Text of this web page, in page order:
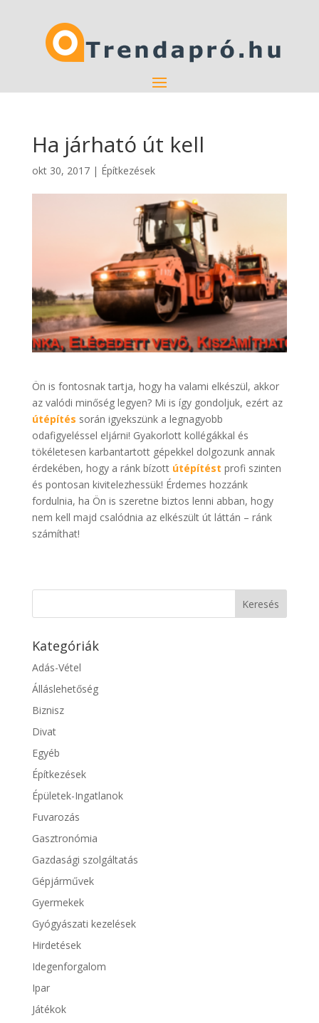
Ha járható út kell
okt 30, 2017| Építkezések
Ön is fontosnak tartja, hogy ha valami elkészül, akkor
az valódi minőség legyen? Mi is így gondoljuk, ezért az
útépítés során igyekszünk a legnagyobb
odafigyeléssel eljárni! Gyakorlott kollégákkal és
tökéletesen karbantartott gépekkel dolgozunk annak
érdekében, hogy a ránk bízott útépítést profi szinten
és pontosan kivitelezhessük! Érdemes hozzánk
fordulnia, ha Ön is szeretne biztos lenni abban, hogy
nem kell majd csalódnia az elkészült út láttán – ránk
számíthat!
Kategóriák
Adás-Vétel
Álláslehetőség
Biznisz
Divat
Egyéb
Építkezések
Épületek-Ingatlanok
Fuvarozás
Gasztronómia
Gazdasági szolgáltatás
Gépjárművek
Gyermekek
Gyógyászati kezelések
Hirdetések
Idegenforgalom
Ipar
Játékok